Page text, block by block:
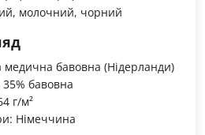
молочний, чорний
медична бавовна (Нідерланди)
35% бавовна
г/м²
Німеччина